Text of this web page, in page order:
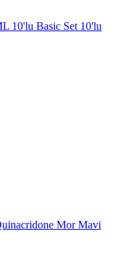
10'lu Basic Set 10'lu
Mor Mavi